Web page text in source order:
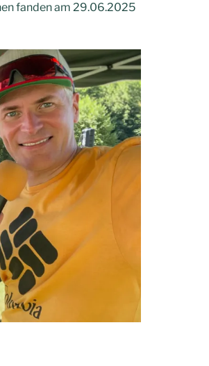
fanden am 29.06.2025